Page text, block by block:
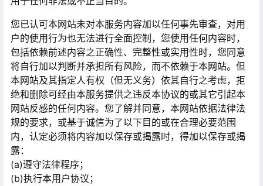
您已认可本网站未对本服务内容加以任何事先审查，对用
户的使用行为也无法进行全面控制，您使用任何内容时，
包括依赖前述内容之正确性、完整性或实用性时，您同意
将自行加以判断并承担所有风险，而不依赖于本网站。但
本网站及其指定人有权（但无义务）依其自行之考虑，拒
绝和删除可经由本服务提供之违反本协议的或其它引起本
网站反感的任何内容。您了解并同意，本网站依据法律法
规的要求，或基于诚信为了以下目的或在合理必要范围
内，认定必须将内容加以保存或揭露时，得加以保存或揭
露：
(a)遵守法律程序；
(b)执行本用户协议；